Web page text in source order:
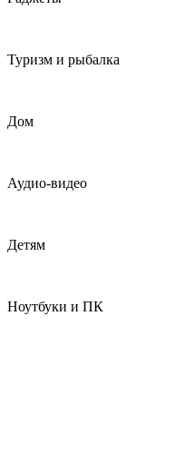
Туризм и рыбалка
Дом
Аудио-видео
Детям
Ноутбуки и ПК